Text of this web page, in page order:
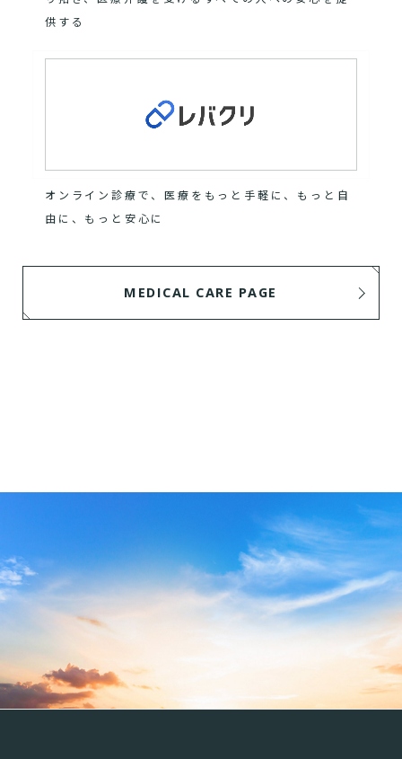
供する
オンライン診療で、医療をもっと手軽に、もっと自
由に、もっと安心に
MEDICAL CARE PAGE